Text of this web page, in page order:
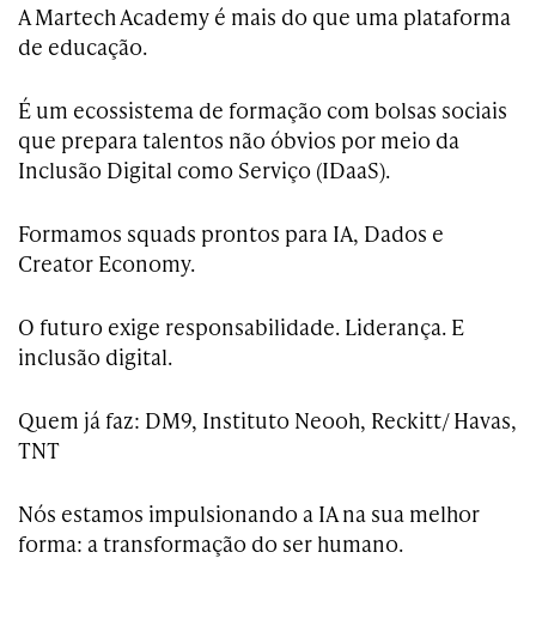
A Martech Academy é mais do que uma plataforma
de educação.
É um ecossistema de formação com bolsas sociais
que prepara talentos não óbvios por meio da
Inclusão Digital como Serviço (IDaaS).
Formamos squads prontos para IA, Dados e
Creator Economy.
O futuro exige responsabilidade. Liderança. E
inclusão digital.
Quem já faz: DM9, Instituto Neooh, Reckitt/ Havas,
TNT
Nós estamos impulsionando a IA na sua melhor
forma: a transformação do ser humano.